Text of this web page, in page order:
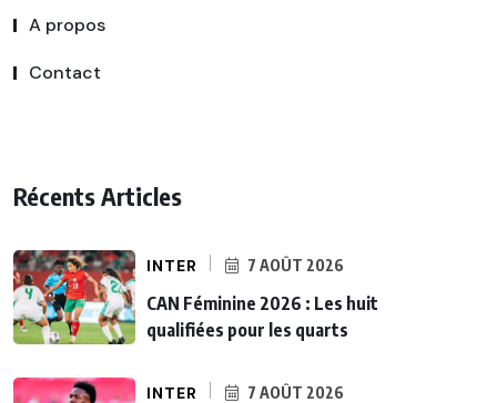
A propos
Contact
Récents Articles
INTER 7 AOÛT 2026
CAN Féminine 2026 : Les huit
qualifiées pour les quarts
INTER 7 AOÛT 2026